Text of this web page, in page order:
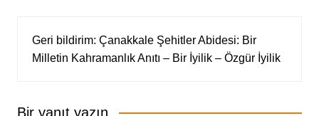
Geri bildirim: Çanakkale Şehitler Abidesi: Bir
Milletin Kahramanlık Anıtı – Bir İyilik – Özgür İyilik
Bir yanıt yazın